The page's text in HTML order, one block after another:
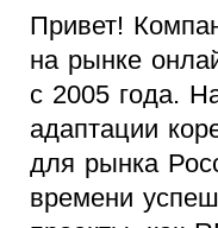
Привет!
на рынке
с 2005 года.
адаптации
для рынка
времени